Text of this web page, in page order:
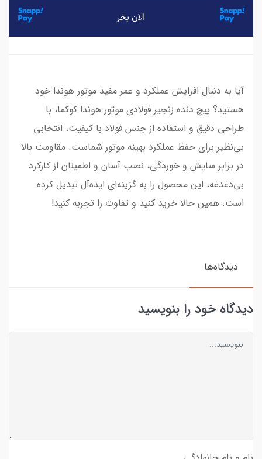
آیا به دنبال افزایش عملکرد و عمر مفید موتور هوندا خود
هستید؟ پیچ دنده زنجیر فولادی موتور هوندا کوکما، با
طراحی دقیق و استفاده از جنس فولاد با کیفیت، انتخابی
بی‌نظیر برای حفظ عملکرد بهینه موتور شماست. مقاومت بالا
در برابر سایش و خوردگی، نصب آسان و اطمینان از کارکرد
بی‌دغدغه، این محصول را به گزینه‌ای ایده‌آل تبدیل کرده
است. همین حالا خرید کنید و تفاوت را تجربه کنید!
دیدگاه‌ها
دیدگاه خود را بنویسید